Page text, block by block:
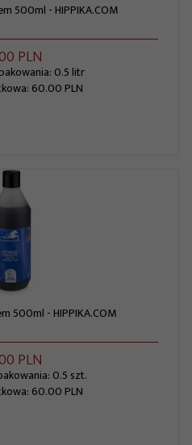
500ml - HIPPIKA.COM
00 PLN
0.5 litr
60.00 PLN
500ml - HIPPIKA.COM
00 PLN
0.5 szt.
60.00 PLN